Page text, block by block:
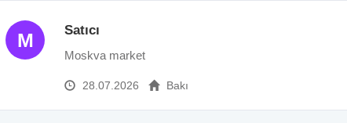
M Satıcı
Moskva market
28.07.2026 Bakı